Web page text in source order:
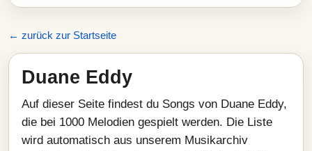
← zurück zur Startseite
Duane Eddy
Auf dieser Seite findest du Songs von Duane Eddy,
die bei 1000 Melodien gespielt werden. Die Liste
wird automatisch aus unserem Musikarchiv